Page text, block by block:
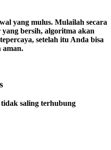
yang mulus. Mulailah secara
bersih, algoritma akan
setelah itu Anda bisa
aman.
saling terhubung